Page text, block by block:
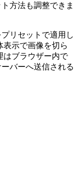
方法も調整できま
リセットで適用し
表示で画像を切ら
はブラウザー内で
バーへ送信される